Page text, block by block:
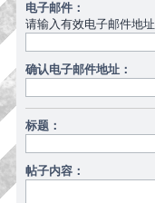
电子邮件：
请输入有效电子邮件地址
确认电子邮件地址：
标题：
帖子内容：